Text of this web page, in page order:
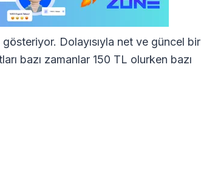
Dolayısıyla net ve güncel bir
bazı zamanlar 150 TL olurken bazı